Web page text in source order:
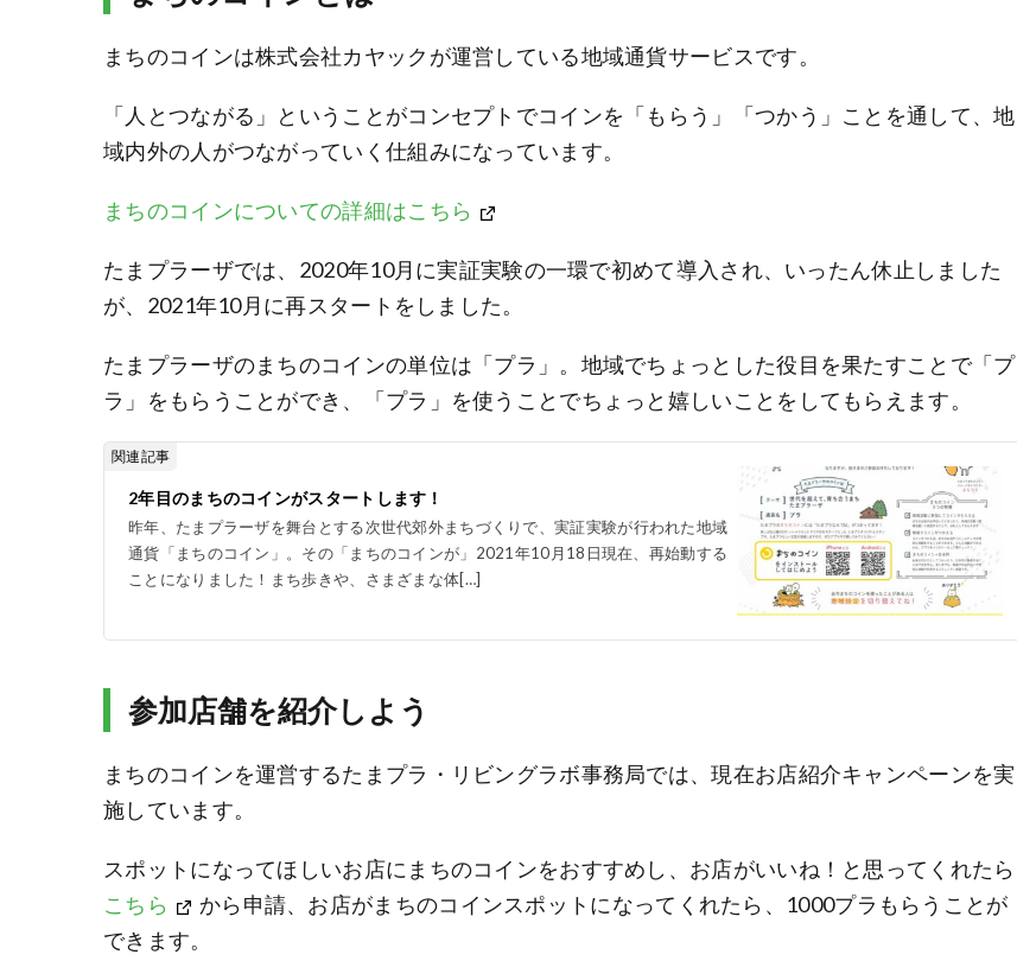
まちのコインは株式会社カヤックが運営している地域通貨サービスです。
「人とつながる」ということがコンセプトでコインを「もらう」「つかう」ことを通して、地
域内外の人がつながっていく仕組みになっています。
まちのコインについての詳細はこちら
たまプラーザでは、2020年10月に実証実験の一環で初めて導入され、いったん休止しました
が、2021年10月に再スタートをしました。
たまプラーザのまちのコインの単位は「プラ」。地域でちょっとした役目を果たすことで「プ
ラ」をもらうことができ、「プラ」を使うことでちょっと嬉しいことをしてもらえます。
関連記事
2年目のまちのコインがスタートします！
昨年、たまプラーザを舞台とする次世代郊外まちづくりで、実証実験が行われた地域
通貨「まちのコイン」。その「まちのコインが」2021年10月18日現在、再始動する
ことになりました！まち歩きや、さまざまな体[…]
参加店舗を紹介しよう
まちのコインを運営するたまプラ・リビングラボ事務局では、現在お店紹介キャンペーンを実
施しています。
スポットになってほしいお店にまちのコインをおすすめし、お店がいいね！と思ってくれたら
こちら
から申請、お店がまちのコインスポットになってくれたら、1000プラもらうことが
できます。